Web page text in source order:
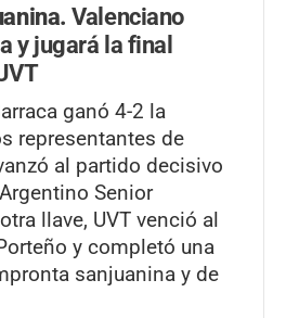
Valenciano
y jugará la final
ganó 4-2 la
representantes de
al partido decisivo
Senior
llave, UVT venció al
y completó una
sanjuanina y de